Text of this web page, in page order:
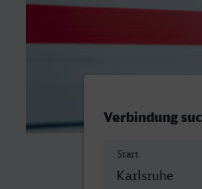
Verbindung
Start